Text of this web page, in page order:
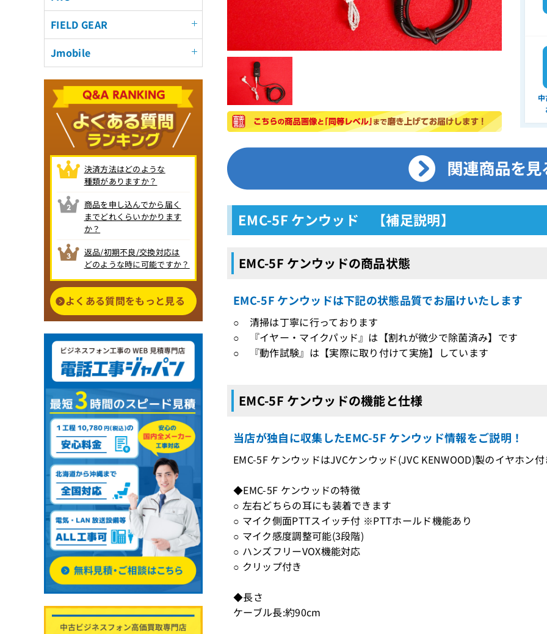
EMC-5F ケンウッド 【補足説明】
EMC-5F ケンウッドの商品状態
EMC-5F ケンウッドは下記の状態品質でお届けいたします
○ 清掃は丁寧に行っております
○ 『イヤー・マイクパッド』は【割れが微少で除菌済み】です
○ 『動作試験』は【実際に取り付けて実施】しています
EMC-5F ケンウッドの機能と仕様
当店が独自に収集したEMC-5F ケンウッド情報をご説明！
EMC-5F ケンウッドはJVCケンウッド(JVC KENWOOD)製のイヤホン
◆EMC-5F ケンウッドの特徴
○ 左右どちらの耳にも装着できます
○ マイク側面PTTスイッチ付 ※PTTホールド機能あり
○ マイク感度調整可能(3段階)
○ ハンズフリーVOX機能対応
○ クリップ付き
◆長さ
ケーブル長:約90cm
FIELD GEAR
Jmobile
決済方法はどのような
種類がありますか？
商品を申し込んでから届く
までどれくらいかかります
か？
返品/初期不良/交換対応は
どのような時に可能ですか？
よくある質問をもっと見る